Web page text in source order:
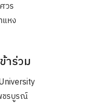
วร
หง
าร่วม
ชรบูรณ์